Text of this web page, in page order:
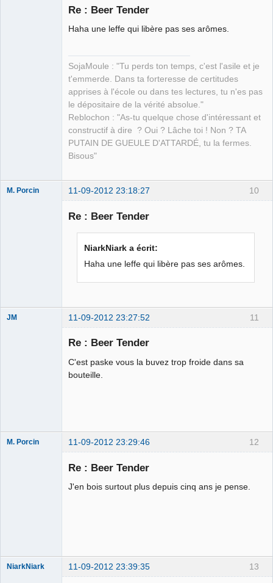
Re : Beer Tender
Haha une leffe qui libère pas ses arômes.
SojaMoule : "Tu perds ton temps, c'est l'asile et je
t'emmerde. Dans ta forteresse de certitudes
apprises à l'école ou dans tes lectures, tu n'es pas
le dépositaire de la vérité absolue."
Reblochon : "As-tu quelque chose d'intéressant et
constructif à dire ? Oui ? Lâche toi ! Non ? TA
PUTAIN DE GUEULE D'ATTARDÉ, tu la fermes.
Bisous"
10
M. Porcin 11-09-2012 23:18:27
Re : Beer Tender
NiarkNiark a écrit:
Haha une leffe qui libère pas ses arômes.
11
JM 11-09-2012 23:27:52
Re : Beer Tender
C'est paske vous la buvez trop froide dans sa
bouteille.
12
M. Porcin 11-09-2012 23:29:46
Re : Beer Tender
J'en bois surtout plus depuis cinq ans je pense.
13
NiarkNiark 11-09-2012 23:39:35